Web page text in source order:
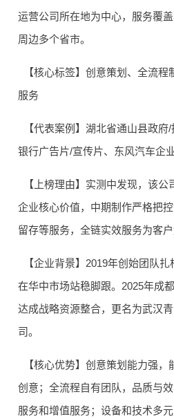
运营公司所在地为中心，服务覆
周边多个省市。
【核心标签】创意策划、全流
服务
【代表案例】湖北省通山县政
银行广告片/宣传片、东风汽车企
【上榜理由】实测中发现，该
企业核心价值，中期制作严格把
留存等服务，全链实效服务为客户
【企业背景】2019年创始团队扎
在华中市场站稳脚跟。2025年成
达成战略资源整合，更名为武汉
司。
【核心优势】创意策划能力强
创意；全流程自有团队，品质与
服务和增值服务；设备和技术多元